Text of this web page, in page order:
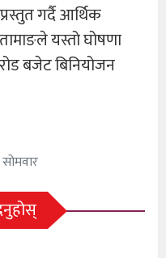
गर्दै आर्थिक
तामाङले यस्तो घोषणा
बजेट बिनियोजन